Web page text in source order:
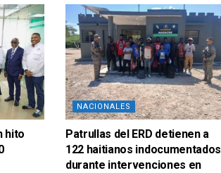
hito
NACIONALES
Patrullas del ERD detienen a
122 haitianos indocumentados
durante intervenciones en